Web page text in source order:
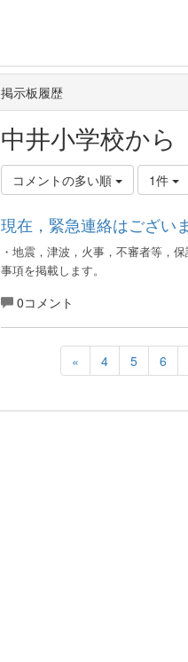
掲示板履歴
中井小学校から
コメントの多い順 1件
現在，緊急連絡はござい
・地震，津波，火事，不審者等，
事項を掲載します。
0コメント
« 4 5 6